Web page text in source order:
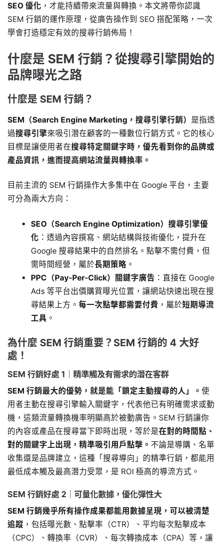
SEO 優化 ，才能持續帶來流量與轉換。本文將帶你認識
SEM 行銷的運作原理，從廣告操作到 SEO 搭配策略，一次
學會打造穩定有效的搜尋行銷佈局！
什麼是 SEM 行銷？從搜尋引擎開始的
品牌曝光之路
什麼是 SEM 行銷？
SEM（Search Engine Marketing，搜尋引擎行銷） 是指透
過搜尋引擎來吸引潛在顧客的一種數位行銷方式。它的核心
目標是讓使用者在搜尋特定關鍵字時，優先看到你的品牌或
產品資訊，進而提高網站流量與轉換率。
目前主流的 SEM 行銷操作大多集中在 Google 平台，主要
可分為兩大方向：
SEO（Search Engine Optimization）搜尋引擎優
化 ：透過內容撰寫、網站結構與技術優化，提升在
Google 搜尋結果中的自然排名。點擊不需付費，但
需時間經營，屬於長期策略 。
PPC（Pay-Per-Click）關鍵字廣告 ：直接在 Google
Ads 等平台出價購買曝光位置，讓網站快速出現在搜
尋結果上方。 每一次點擊都需要付費 ，屬於短期導流
工具 。
為什麼 SEM 行銷重要？SEM 行銷的 4 大好
處！
SEM 行銷好處 1｜精準觸及有需求的潛在客群
SEM 行銷最大的優勢，就是能「鎖定主動搜尋的人」。 使
用者主動在搜尋引擎輸入關鍵字，代表他已有明確需求或動
機，這類流量轉換機率明顯高於被動廣告。SEM 行銷讓你
的內容或產品在搜尋當下即時出現，等於是在對的時間點、
對的關鍵字上出現，精準吸引用戶點擊。 不論是導購、名單
收集還是品牌建立，這種「搜尋導向」的精準行銷，都能用
最低成本觸及最高潛力受眾，是 ROI 極高的導流方式。
SEM 行銷好處 2｜可量化數據，優化彈性大
SEM 行銷幾乎所有操作成果都能用數據呈現，可以被清楚
追蹤 ，包括曝光數、點擊率（CTR）、平均每次點擊成本
（CPC）、轉換率（CVR）、每次轉換成本（CPA）等，讓